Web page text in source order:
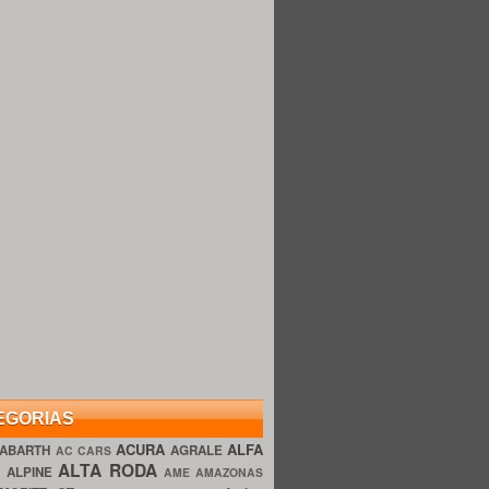
ABARTH AC CARS ACURA AGRALE ALFA
ALPINEALTA RODA AME AMAZONAS